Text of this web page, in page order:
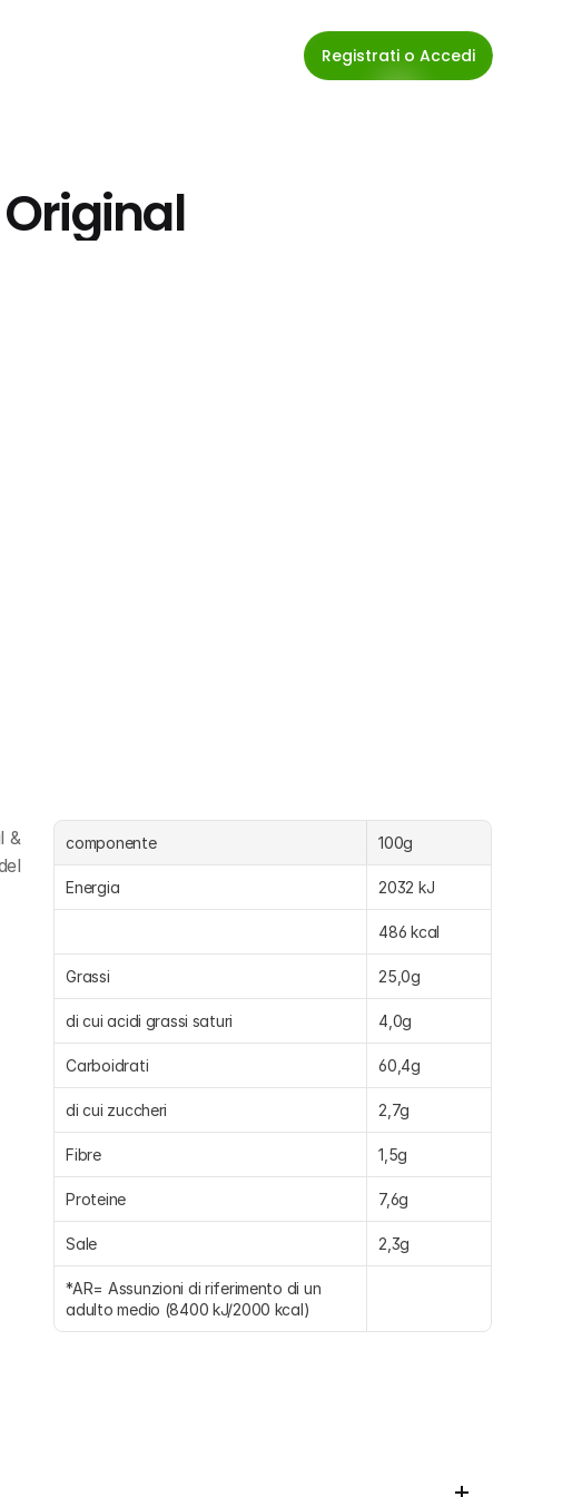
Registrati o Accedi
&
componente 100g
Energia 2032 kJ
486 kcal
Grassi 25,0g
di cui acidi grassi saturi 4,0g
Carboidrati 60,4g
di cui zuccheri 2,7g
Fibre 1,5g
Proteine 7,6g
Sale 2,3g
*AR= Assunzioni di riferimento di un
adulto medio (8400 kJ/2000 kcal)